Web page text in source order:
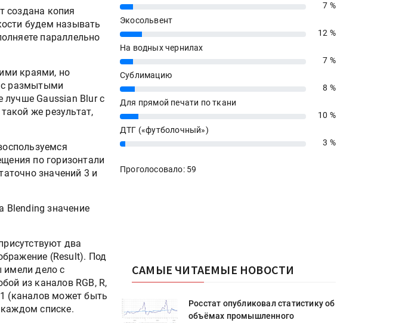
создана копия
будем называть
параллельно
краями, но
с размытыми
лучше Gaussian Blur с
же результат,
по горизонтали
значений 3 и
значение
два
(Result). Под
дело с
из каналов RGB, R,
(каналов может быть
списке.
7%
7 %
Экосольвент
12%
12 %
На водных чернилах
7%
7 %
Сублимацию
8%
8 %
Для прямой печати по ткани
10%
10 %
ДТГ («футболочный»)
3% 3 %
Проголосовало: 59
САМЫЕ ЧИТАЕМЫЕ НОВОСТИ
опубликовал статистику об
промышленного
Росстат опубликовал статистику об
объёмах промышленного